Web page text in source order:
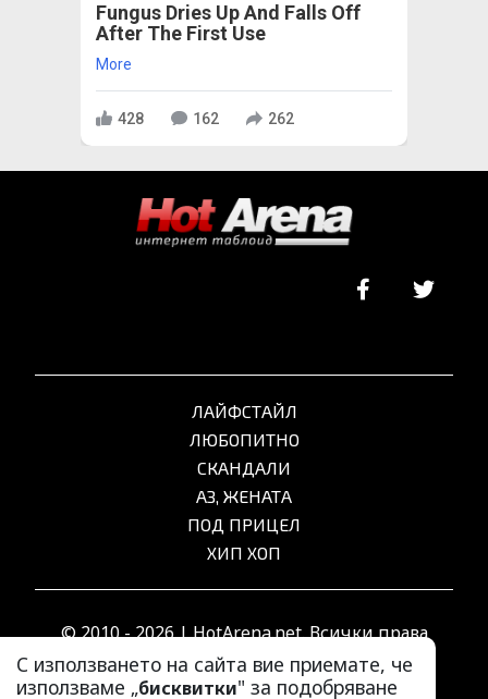
Fungus Dries Up And Falls Off
After The First Use
More
428 162 262
С използването на сайта вие приемате, че
използваме „бисквитки" за подобряване
ЛАЙФСТАЙЛ
ЛЮБОПИТНО
СКАНДАЛИ
АЗ, ЖЕНАТА
ПОД ПРИЦЕЛ
ХИП ХОП
© 2010 - 2026 | HotArena.net. Всички права
запазени.